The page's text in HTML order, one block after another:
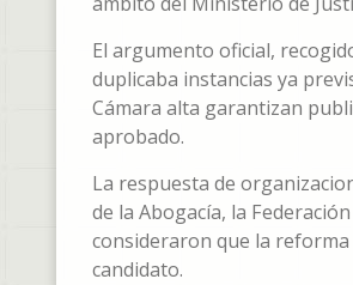
El argumento oficial,
duplicaba instancias ya
Cámara alta garantizan
aprobado.
La respuesta de
de la Abogacía, la
consideraron que la
candidato.